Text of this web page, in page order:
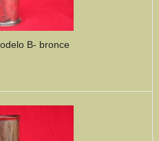
B- bronce